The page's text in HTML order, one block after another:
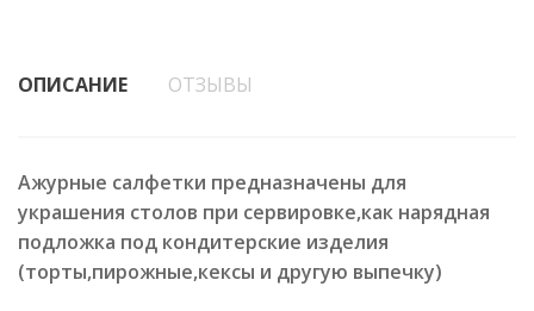
ОПИСАНИЕ ОТЗЫВЫ
Ажурные салфетки предназначены для
украшения столов при сервировке,как нарядная
подложка под кондитерские изделия
(торты,пирожные,кексы и другую выпечку)